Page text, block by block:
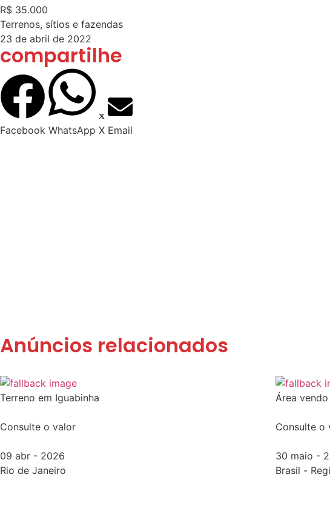
R$ 35.000
Terrenos, sítios e fazendas
23 de abril de 2022
compartilhe
Facebook WhatsApp X Email
Anúncios relacionados
Terreno em Iguabinha
Consulte o valor
09 abr - 2026
Rio de Janeiro
Área
Consulte o
30 maio -
Brasil -